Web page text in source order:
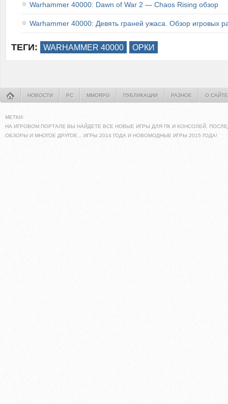
Warhammer 40000: Dawn of War 2 — Chaos Rising обзор
Warhammer 40000: Девять граней ужаса. Обзор игровых
ТЕГИ: WARHAMMER 40000 ОРКИ
НОВОСТИ PC MMORPG ПУБЛИКАЦИИ РАЗНОЕ О САЙТЕ
МЕТКИ:
НА ИГРОВОМ ПОРТАЛЕ ВЫ НАЙДЕТЕ ВСЕ НОВЫЕ ИГРЫ ДЛЯ ПК И КОНСОЛЕЙ.
ОБЗОРЫ И МНОГОЕ ДРУГОЕ... ИГРЫ 2014 ГОДА И НОВОМОДНЫЕ ИГРЫ 2015 ГОДА!